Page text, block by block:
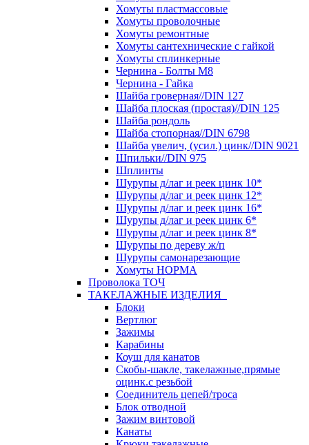
Хомуты пластмассовые
Хомуты проволочные
Хомуты ремонтные
Хомуты сантехнические с гайкой
Хомуты сплинкерные
Чернина - Болты М8
Чернина - Гайка
Шайба гроверная//DIN 127
Шайба плоская (простая)//DIN 125
Шайба рондоль
Шайба стопорная//DIN 6798
Шайба увелич, (усил.) цинк//DIN 9021
Шпильки//DIN 975
Шплинты
Шурупы д/лаг и реек цинк 10*
Шурупы д/лаг и реек цинк 12*
Шурупы д/лаг и реек цинк 16*
Шурупы д/лаг и реек цинк 6*
Шурупы д/лаг и реек цинк 8*
Шурупы по дереву ж/п
Шурупы самонарезающие
Хомуты НОРМА
Проволока ТОЧ
ТАКЕЛАЖНЫЕ ИЗДЕЛИЯ
Блоки
Вертлюг
Зажимы
Карабины
Коуш для канатов
Скобы-шакле, такелажные,прямые
оцинк.с резьбой
Соединитель цепей/троса
Блок отводной
Зажим винтовой
Канаты